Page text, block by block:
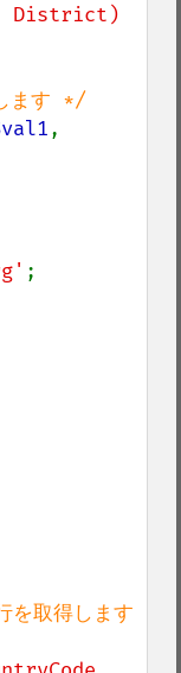
District)
;
取得します